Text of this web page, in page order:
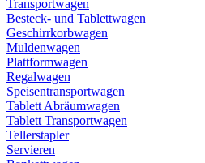
Transportwagen
Besteck- und Tablettwagen
Geschirrkorbwagen
Muldenwagen
Plattformwagen
Regalwagen
Speisentransportwagen
Tablett Abräumwagen
Tablett Transportwagen
Tellerstapler
Servieren